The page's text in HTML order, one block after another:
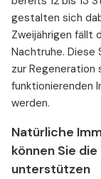
gestalten sich
Zweijährigen fällt
Nachtruhe. Diese
zur Regeneration
funktionierenden
werden.
Natürliche
können Sie
unterstützen